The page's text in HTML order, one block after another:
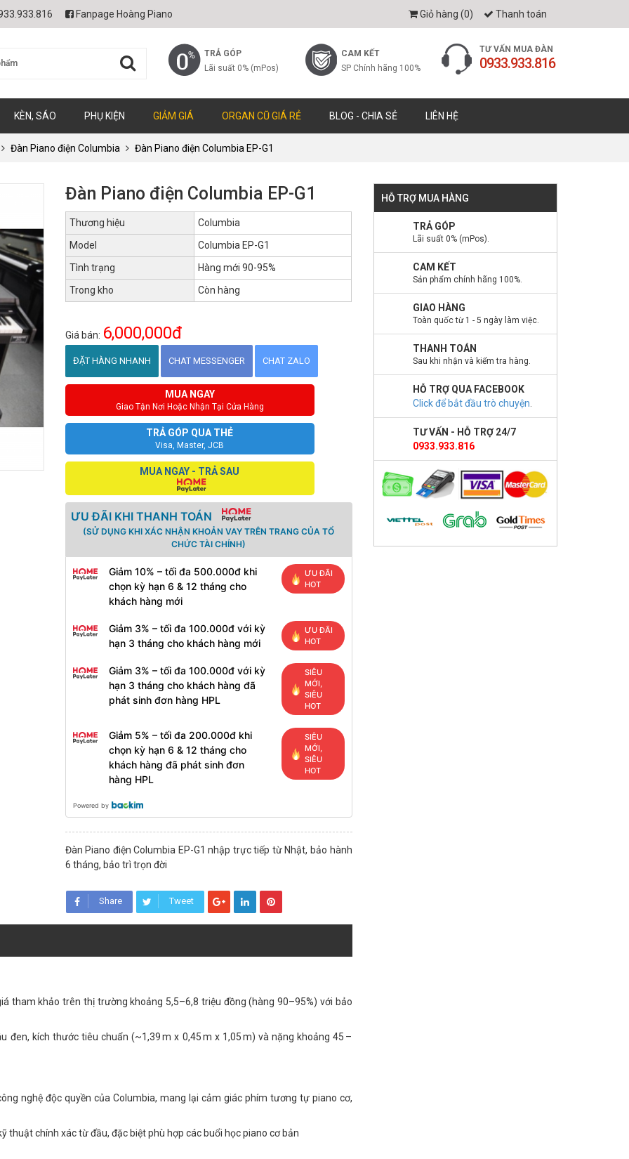
Fanpage Hoàng Piano Thanh toán
Giỏ hàng (0)
TRẢ GÓP
Lãi suất 0% (mPos)
CAM KẾT
SP Chính hãng 100%
TƯ VẤN MUA ĐÀN
0933.933.816
KÈN, SÁO PHỤ KIỆN GIẢM GIÁ ORGAN CŨ GIÁ RẺ BLOG - CHIA SẺ LIÊN HỆ
Đàn Piano điện Columbia Đàn Piano điện Columbia EP-G1
Đàn Piano điện Columbia EP-G1
Thương hiệu
Columbia
Model
Columbia EP-G1
Tình trạng
Hàng mới 90-95%
Trong kho
Còn hàng
Giá bán: 6,000,000đ
ĐẶT HÀNG NHANH CHAT MESSENGER CHAT ZALO
MUA NGAY
Giao Tận Nơi Hoặc Nhận Tại Cửa Hàng
TRẢ GÓP QUA THẺ
Visa, Master, JCB
MUA NGAY - TRẢ SAU
ƯU ĐÃI KHI THANH TOÁN
(SỬ DỤNG KHI XÁC NHẬN KHOẢN VAY TRÊN TRANG CỦA TỔ
CHỨC TÀI CHÍNH)
Giảm 10% – tối đa 500.000đ khi
chọn kỳ hạn 6 & 12 tháng cho
khách hàng mới
ƯU ĐÃI
HOT
Giảm 3% – tối đa 100.000đ với kỳ
hạn 3 tháng cho khách hàng mới
ƯU ĐÃI
HOT
Giảm 3% – tối đa 100.000đ với kỳ
hạn 3 tháng cho khách hàng đã
phát sinh đơn hàng HPL
SIÊU
MỚI,
SIÊU
HOT
Giảm 5% – tối đa 200.000đ khi
chọn kỳ hạn 6 & 12 tháng cho
khách hàng đã phát sinh đơn
hàng HPL
SIÊU
MỚI,
SIÊU
HOT
Powered by
Đàn Piano điện Columbia EP-G1 nhập trực tiếp từ Nhật, bảo hành
6 tháng, bảo trì trọn đời
Share Tweet
tham khảo trên thị trường khoảng 5,5–6,8 triệu đồng (hàng 90–95%) với bảo
đen, kích thước tiêu chuẩn (~1,39 m x 0,45 m x 1,05 m) và nặng khoảng 45 –
nghệ độc quyền của Columbia, mang lại cảm giác phím tương tự piano cơ,
thuật chính xác từ đầu, đặc biệt phù hợp các buổi học piano cơ bản
HỖ TRỢ MUA HÀNG
TRẢ GÓP
Lãi suất 0% (mPos).
CAM KẾT
Sản phẩm chính hãng 100%.
GIAO HÀNG
Toàn quốc từ 1 - 5 ngày làm việc.
THANH TOÁN
Sau khi nhận và kiểm tra hàng.
HỖ TRỢ QUA FACEBOOK
Click để bắt đầu trò chuyện.
TƯ VẤN - HỖ TRỢ 24/7
0933.933.816